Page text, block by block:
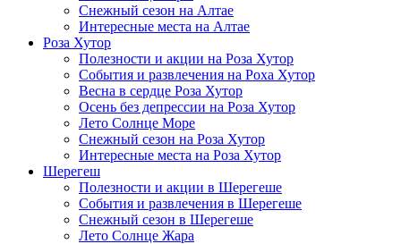
Снежный сезон на Алтае
Интересные места на Алтае
Роза Хутор
Полезности и акции на Роза Хутор
События и развлечения на Роха Хутор
Весна в сердце Роза Хутор
Осень без депрессии на Роза Хутор
Лето Солнце Море
Снежный сезон на Роза Хутор
Интересные места на Роза Хутор
Шерегеш
Полезности и акции в Шерегеше
События и развлечения в Шерегеше
Снежный сезон в Шерегеше
Лето Солнце Жара